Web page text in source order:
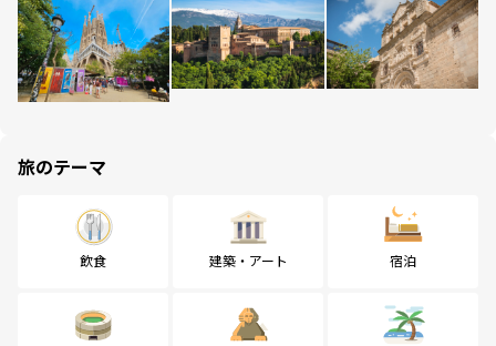
旅のテーマ
飲食 建築・アート 宿泊